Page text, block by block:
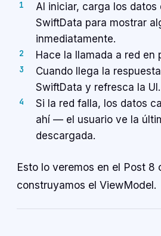
Al iniciar, carga los datos
SwiftData para mostrar
inmediatamente.
Hace la llamada a red en
Cuando llega la
SwiftData y refresca la UI.
Si la red falla, los datos
ahí — el usuario ve la
descargada.
Esto lo veremos en el Post 8
construyamos el ViewModel.